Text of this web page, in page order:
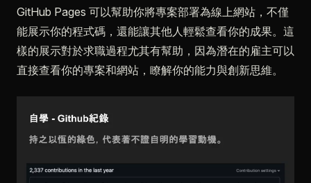
GitHub Pages 可以幫助你將專案部署為線上網站，不僅
能展示你的程式碼，還能讓其他人輕鬆查看你的成果。這
樣的展示對於求職過程尤其有幫助，因為潛在的雇主可以
直接查看你的專案和網站，瞭解你的能力與創新思維。